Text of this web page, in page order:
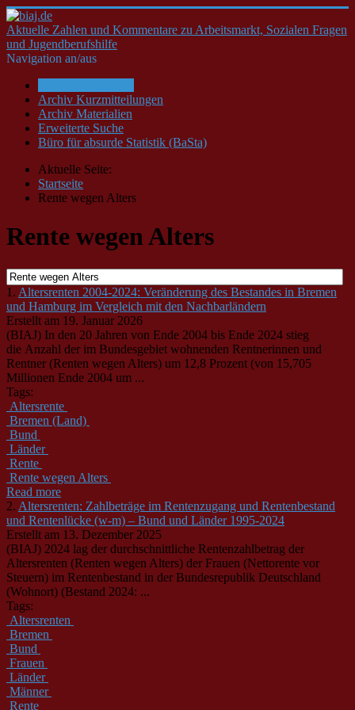
Aktuelle Zahlen und Kommentare zu Arbeitsmarkt, Sozialen Fragen
und Jugendberufshilfe
Navigation an/aus
Archiv Kurzmitteilungen
Archiv Materialien
Erweiterte Suche
Büro für absurde Statistik (BaSta)
Aktuelle Seite:
Startseite
Rente wegen Alters
Rente wegen Alters
1. Altersrenten 2004-2024: Veränderung des Bestandes in Bremen
und Hamburg im Vergleich mit den Nachbarländern
Erstellt am 19. Januar 2026
(BIAJ) In den 20 Jahren von Ende 2004 bis Ende 2024 stieg
die Anzahl der im Bundesgebiet wohnenden Rentnerinnen und
Rentner (Renten wegen Alters) um 12,8 Prozent (von 15,705
Millionen Ende 2004 um ...
Tags:
Altersrente
Bremen (Land)
Bund
Länder
Rente
Rente wegen Alters
Read more
2. Altersrenten: Zahlbeträge im Rentenzugang und Rentenbestand
und Rentenlücke (w-m) – Bund und Länder 1995-2024
Erstellt am 13. Dezember 2025
(BIAJ) 2024 lag der durchschnittliche Rentenzahlbetrag der
Altersrenten (Renten wegen Alters) der Frauen (Nettorente vor
Steuern) im Rentenbestand in der Bundesrepublik Deutschland
(Wohnort) (Bestand 2024: ...
Tags:
Altersrenten
Bremen
Bund
Frauen
Länder
Männer
Rente